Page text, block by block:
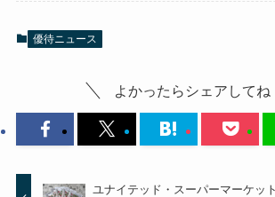
優待ニュース
よかったらシェアしてね
ユナイテッド・スーパーマーケッ